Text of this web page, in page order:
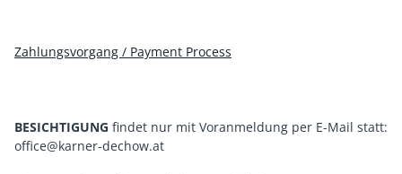
Zahlungsvorgang / Payment Process
BESICHTIGUNG findet nur mit Voranmeldung per E-Mail statt:
office@karner-dechow.at